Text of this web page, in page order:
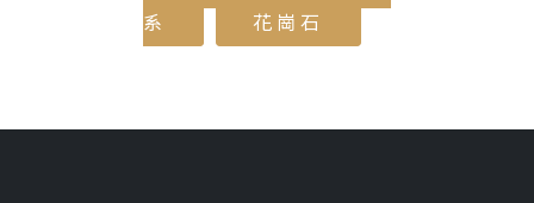
系
花崗石